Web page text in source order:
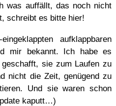
was auffällt, das noch nicht
schreibt es bitte hier!
aufklappbaren
mir bekannt. Ich habe es
sie zum Laufen zu
nicht die Zeit, genügend zu
Und sie waren schon
kaputt…)